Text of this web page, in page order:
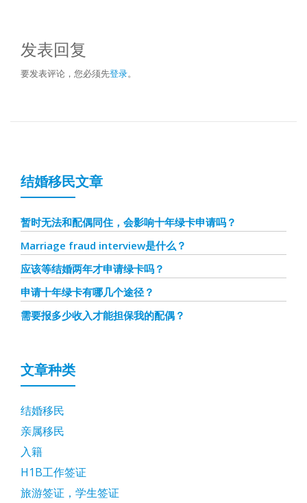
发表回复
要发表评论，您必须先登录。
结婚移民文章
暂时无法和配偶同住，会影响十年绿卡申请吗？
Marriage fraud interview是什么？
应该等结婚两年才申请绿卡吗？
申请十年绿卡有哪几个途径？
需要报多少收入才能担保我的配偶？
文章种类
结婚移民
亲属移民
入籍
H1B工作签证
旅游签证，学生签证